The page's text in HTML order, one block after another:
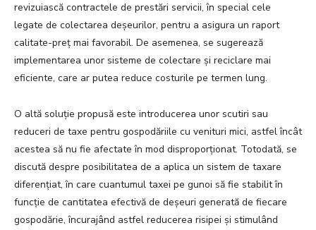
revizuiască contractele de prestări servicii, în special cele
legate de colectarea deșeurilor, pentru a asigura un raport
calitate-preț mai favorabil. De asemenea, se sugerează
implementarea unor sisteme de colectare și reciclare mai
eficiente, care ar putea reduce costurile pe termen lung.
O altă soluție propusă este introducerea unor scutiri sau
reduceri de taxe pentru gospodăriile cu venituri mici, astfel încât
acestea să nu fie afectate în mod disproporționat. Totodată, se
discută despre posibilitatea de a aplica un sistem de taxare
diferențiat, în care cuantumul taxei pe gunoi să fie stabilit în
funcție de cantitatea efectivă de deșeuri generată de fiecare
gospodărie, încurajând astfel reducerea risipei și stimulând